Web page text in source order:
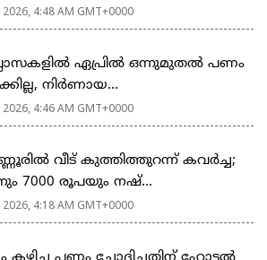
2026, 4:48 AM GMT+0000
ഏപ്രില്‍ ഒന്നുമുതല്‍ പണം
നിര്‍ണായ...
2026, 4:46 AM GMT+0000
വീട് കുത്തിത്തുറന്ന് കവർച്ച;
7000 രൂപയും നഷ്...
2026, 4:18 AM GMT+0000